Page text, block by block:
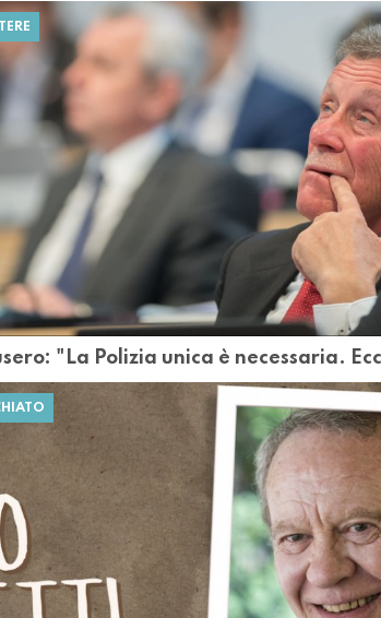
"La Polizia unica è necessaria.